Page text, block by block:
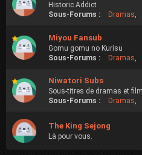
Historic Addict
Sous-Forums :
Dramas,
Miyou Fansub
Gomu gomu no Kurisu
Sous-Forums :
Dramas,
Niwatori Subs
Sous-titres de dramas et
Sous-Forums :
Dramas,
The King Sejong
Là pour vous.